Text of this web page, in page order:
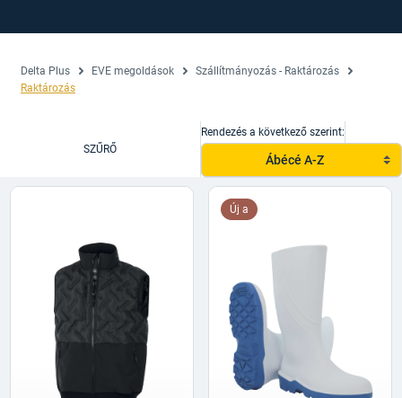
Delta Plus EVE megoldások
Szállítmányozás - Raktározás
Raktározás
SZŰRŐ
Rendezés a következő szerint:
Ábécé A-Z
Új a